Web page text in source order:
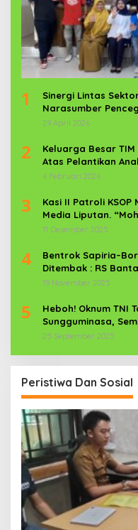
1
Sinergi Lintas
Narasumber
Anak
29 April 2026
2
Keluarga Besar TIM
Atas Pelantikan
News Com Sebagai
4 Februari 2026
3
Kasi II Patroli
Media Liputan.
11 Desember 2025
4
Bentrok
Ditembak : RS
Aparat TNI-POLRI
19 November 2025
5
Heboh! Oknum TNI
Sungguminasa,
25 September 2025
Peristiwa Dan Sosial